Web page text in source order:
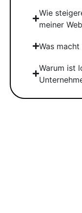
Wie
meiner
Was
Warum ist